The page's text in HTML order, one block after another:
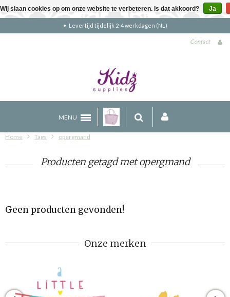
Levertijd tijdelijk 2-4 werkdagen (NL)
Contact
MENU
Home Tags opergmand
Producten getagd met opergmand
Geen producten gevonden!
Onze merken
Wij slaan cookies op om onze website te verbeteren. Is dat akkoord? Ja